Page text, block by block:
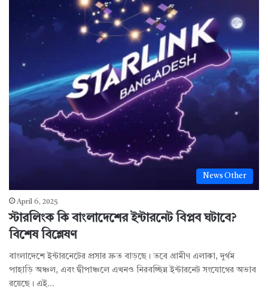
News Other
April 6, 2025
স্টারলিংক কি বাংলাদেশের ইন্টারনেট বিপ্লব ঘটাবে?
বিশেষ বিশ্লেষণ
বাংলাদেশে ইন্টারনেটের প্রসার দ্রুত বাড়ছে। তবে গ্রামীণ এলাকা, দুর্গম
পাহাড়ি অঞ্চল, এবং দ্বীপাঞ্চলে এখনও নিরবচ্ছিন্ন ইন্টারনেট সংযোগের অভাব
রয়েছে। এই…